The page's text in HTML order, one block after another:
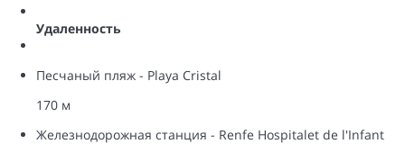
Удаленность
Песчаный пляж - Playa Cristal
170 м
Железнодорожная станция - Renfe Hospitalet de l'Infant